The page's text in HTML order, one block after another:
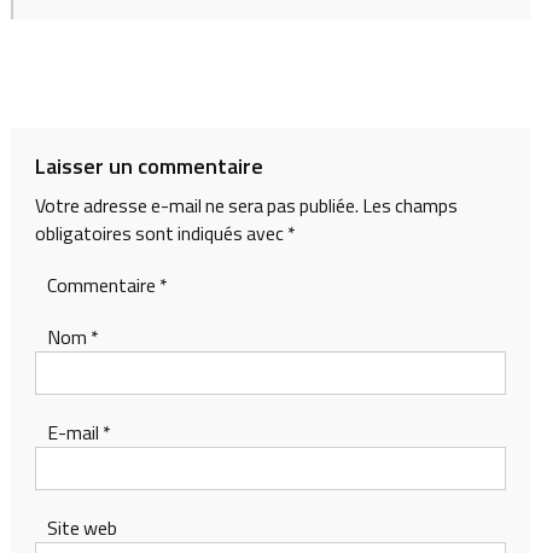
Laisser un commentaire
Votre adresse e-mail ne sera pas publiée. Les champs
obligatoires sont indiqués avec*
Commentaire *
Nom *
E-mail *
Site web